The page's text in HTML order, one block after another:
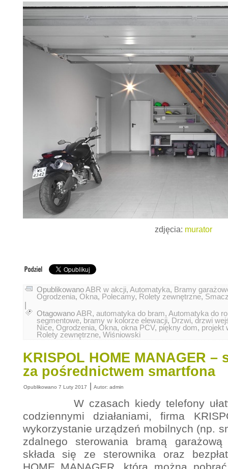
zdjęcia: murator
Opublikowano ABR w akcji, Automatyka, Bramy
Ogrodzenia, Okna, Polecamy, Rolety zewnętrzne,
|
Otagowano ABR, automatyka do bram, Automatyka do
segmentowe, bramy w kolorze elewacji, Drzwi, drzwi
Nice, Ogrodzenia, Okna, okna PCV, piękny dom, projekt
Rolety zewnętrzne, Wiśniowski
KRISPOL HOME MANAGER –
za pośrednictwem smartfona
Opublikowano 7 Luty 2017 | Autor: admin
W czasach kiedy telefony
codziennymi działaniami, firma
wykorzystanie urządzeń mobilnych (np.
zdalnego sterowania bramą
składa się ze sterownika oraz